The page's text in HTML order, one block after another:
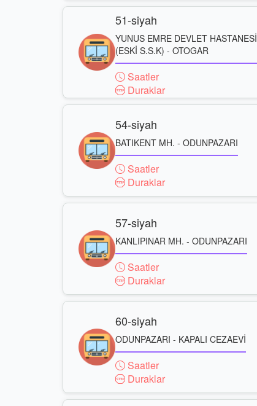
51-siyah
YUNUS EMRE DEVLET HASTANESİ
(ESKİ S.S.K) - OTOGAR
Saatler
Duraklar
54-siyah
BATIKENT MH. - ODUNPAZARI
Saatler
Duraklar
57-siyah
KANLIPINAR MH. - ODUNPAZARI
Saatler
Duraklar
60-siyah
ODUNPAZARI - KAPALI CEZAEVİ
Saatler
Duraklar